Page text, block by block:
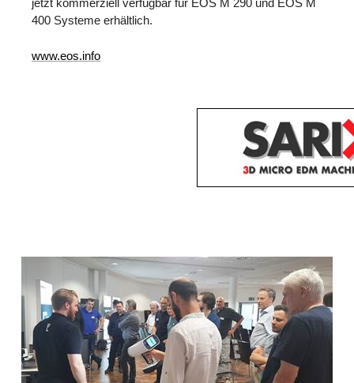
jetzt kommerziell verfügbar für EOS M 290 und EOS M
400 Systeme erhältlich.
www.eos.info